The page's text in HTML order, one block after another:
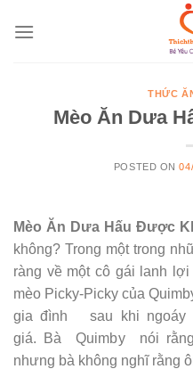
THỨC
Mèo Ăn Dưa
POSTED ON
Mèo Ăn Dưa Hấu Được
không? Trong một trong
ràng về một cô gái lanh
mèo Picky-Picky của
gia đình sau khi ngoáy
giá. Bà Quimby nói
nhưng bà không nghĩ rằng